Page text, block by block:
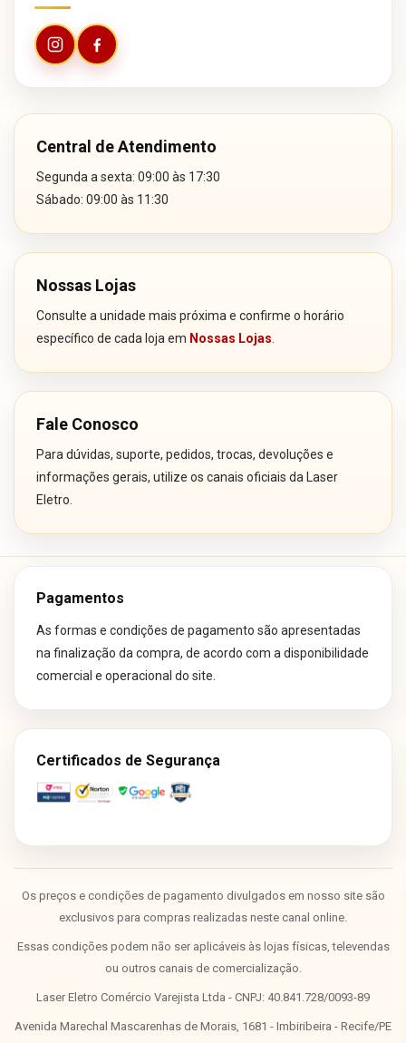
Central de Atendimento
Segunda a sexta: 09:00 às 17:30
Sábado: 09:00 às 11:30
Nossas Lojas
Consulte a unidade mais próxima e confirme o horário
específico de cada loja em Nossas Lojas
Fale Conosco
Para dúvidas, suporte, pedidos, trocas, devoluções e
informações gerais, utilize os canais oficiais da Laser
Eletro.
Pagamentos
As formas e condições de pagamento são apresentadas
na finalização da compra, de acordo com a disponibilidade
comercial e operacional do site.
Certificados de Segurança
Os preços e condições de pagamento divulgados em nosso site são
exclusivos para compras realizadas neste canal online.
Essas condições podem não ser aplicáveis às lojas físicas, televendas
ou outros canais de comercialização.
Laser Eletro Comércio Varejista Ltda - CNPJ: 40.841.728/0093-89
Avenida Marechal Mascarenhas de Morais, 1681 - Imbiribeira - Recife/PE